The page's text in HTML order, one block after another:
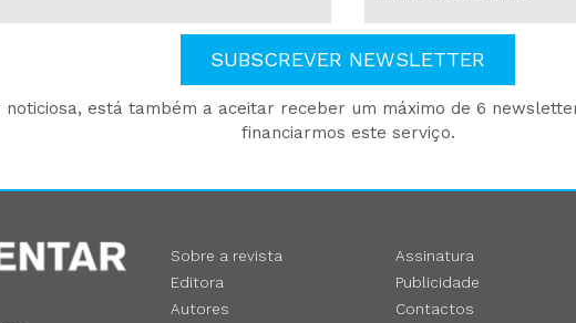
SUBSCREVER NEWSLETTER
está também a aceitar receber um máximo de 6
financiarmos este serviço.
Sobre a revista
Editora
Autores
Assinatura
Publicidade
Contactos